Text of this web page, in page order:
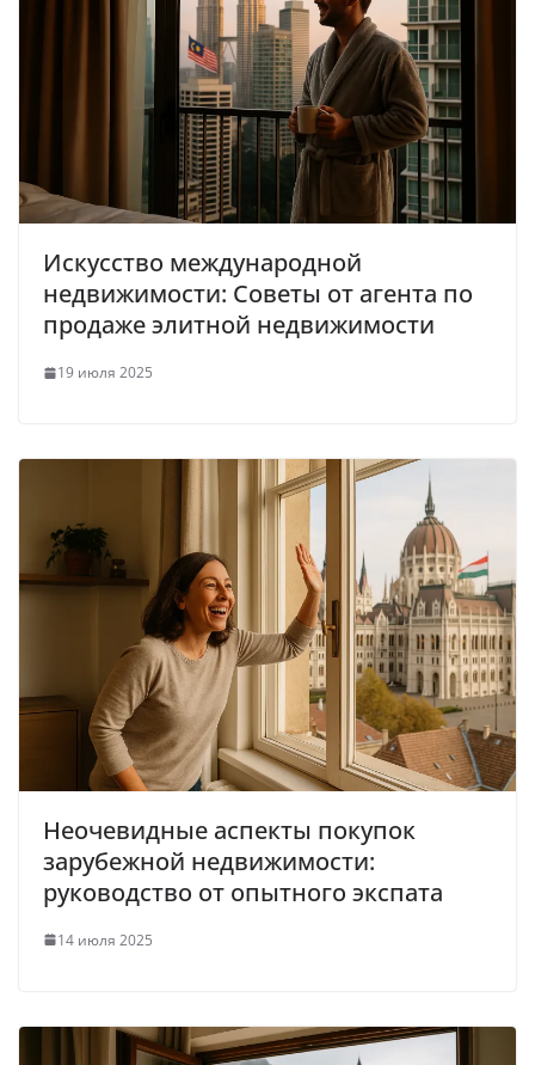
Искусство международной
недвижимости: Советы от агента по
продаже элитной недвижимости
19 июля 2025
Неочевидные аспекты покупок
зарубежной недвижимости:
руководство от опытного экспата
14 июля 2025